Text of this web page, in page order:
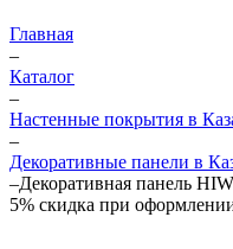
Главная
–
Каталог
–
Настенные покрытия в
–
Декоративные панели в
–Декоративная панель
5% скидка при